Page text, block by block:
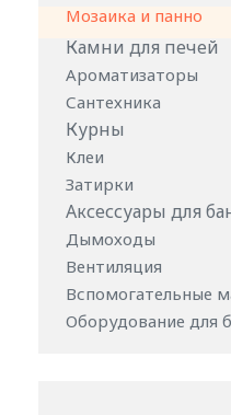
Мозаика и панно
Камни для печей
Ароматизаторы
Сантехника
Курны
Клеи
Затирки
Аксессуары для
Дымоходы
Вентиляция
Вспомогательные
Оборудование для